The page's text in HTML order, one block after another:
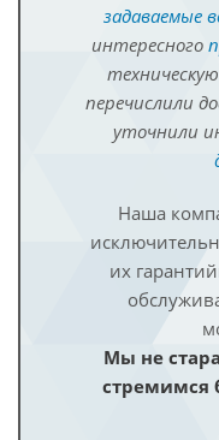
задаваемые
интересного
перечислили
уточнили
Наша
их
Мы не
стремимся